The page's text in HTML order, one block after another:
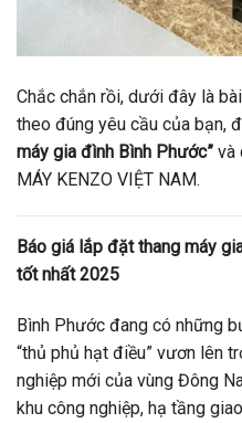
Chắc chắn rồi, dưới đây là
theo đúng yêu cầu của bạn,
máy gia đình Bình Phước” và
MÁY KENZO VIỆT NAM.
Báo giá lắp đặt thang máy
tốt nhất 2025
Bình Phước đang có những
“thủ phủ hạt điều” vươn lên
nghiệp mới của vùng Đông
khu công nghiệp, hạ tầng